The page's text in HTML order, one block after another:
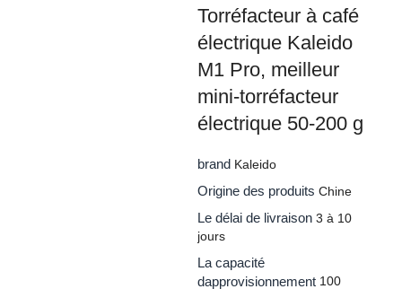
Torréfacteur à café
électrique Kaleido
M1 Pro, meilleur
mini-torréfacteur
électrique 50-200 g
brand Kaleido
Origine des produits Chine
Le délai de livraison 3 à 10
jours
La capacité
dapprovisionnement 100